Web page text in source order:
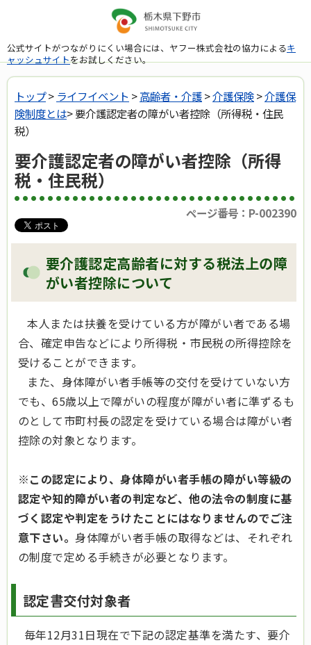
公式サイトがつながりにくい場合には、ヤフー株式会社の協力によるキ
ャッシュサイトをお試しください。
トップ> ライフイベント >高齢者・介護>介護保険>介護保
険制度とは> 要介護認定者の障がい者控除（所得税・住民
税）
要介護認定者の障がい者控除（所得
税・住民税）
ページ番号：P-002390
要介護認定高齢者に対する税法上の障
がい者控除について
本人または扶養を受けている方が障がい者である場
合、確定申告などにより所得税・市民税の所得控除を
受けることができます。
また、身体障がい者手帳等の交付を受けていない方
でも、65歳以上で障がいの程度が障がい者に準ずるも
のとして市町村長の認定を受けている場合は障がい者
控除の対象となります。
※この認定により、身体障がい者手帳の障がい等級の
認定や知的障がい者の判定など、他の法令の制度に基
づく認定や判定をうけたことにはなりませんのでご注
意下さい。 身体障がい者手帳の取得などは、それぞれ
の制度で定める手続きが必要となります。
認定書交付対象者
毎年12月31日現在で下記の認定基準を満たす、要介